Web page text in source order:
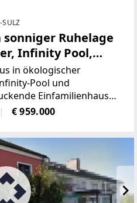
SULZ
Ruhelage
Infinity Pool,
Eigengrund
in ökologischer
Pool und
Einfamilienhaus
Architektur,
nachhaltige Bauweise
€ 959.000